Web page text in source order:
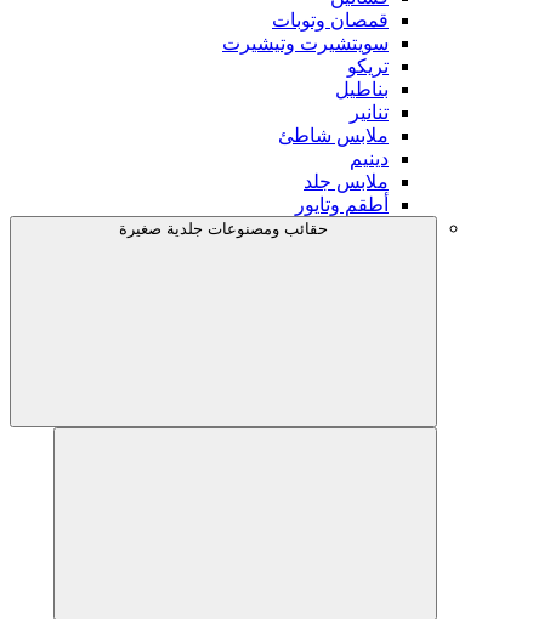
قمصان وتوبات
سويتشيرت وتيشيرت
تريكو
بناطيل
تنانير
ملابس شاطئ
دينيم
ملابس جلد
أطقم وتايور
حقائب ومصنوعات جلدية صغيرة